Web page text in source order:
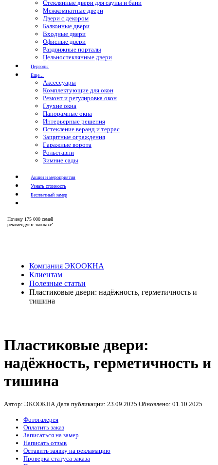
Стеклянные двери для сауны и бани
Межкомнатные двери
Двери с декором
Балконные двери
Входные двери
Офисные двери
Раздвижные порталы
Цельностеклянные двери
Перголы
Еще...
Аксессуары
Комплектующие для окон
Ремонт и регулировка окон
Глухие окна
Панорамные окна
Интерьерные решения
Остекление веранд и террас
Защитные ограждения
Гаражные ворота
Рольставни
Зимние сады
Акции и мероприятия
Узнать стоимость
Бесплатный замер
Почему 175 000 семей
рекомендуют экоокна?
Компания ЭКООКНА
Клиентам
Полезные статьи
Пластиковые двери: надёжность, герметичность и
тишина
Пластиковые двери:
надёжность, герметичность и
тишина
Автор: ЭКООКНА Дата публикации: 23.09.2025 Обновлено: 01.10.2025
Фотогалерея
Оплатить заказ
Записаться на замер
Написать отзыв
Оставить заявку на рекламацию
Проверка статуса заказа